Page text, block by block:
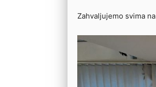
Zahvaljujemo svima